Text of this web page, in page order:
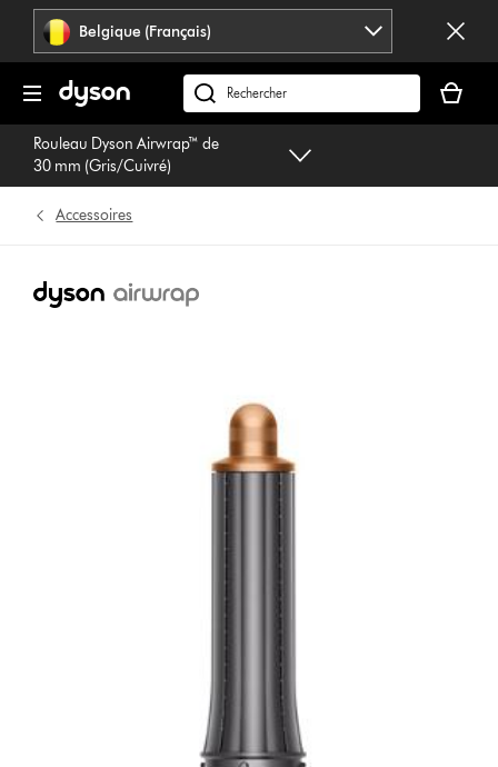
Sauter
pages
Belgique (Français)
Rechercher
des
produits
panier
est
Rouleau Dyson Airwrap™ de
30 mm (Gris/Cuivré)
Accessoires